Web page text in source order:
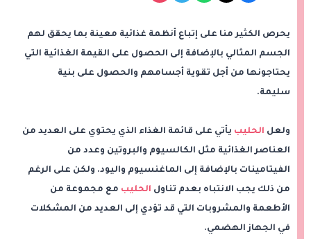
يحرص الكثير منا على إتباع أنظمة غذائية معينة بما يحقق لهم
الجسم المثالي بالإضافة إلى الحصول على القيمة الغذائية التي
يحتاجونها من أجل تقوية أجسامهم والحصول على بنية
سليمة.
ولعل الحليب يأتي على قائمة الغذاء الذي يحتوي على العديد من
العناصر الغذائية مثل الكالسيوم والبروتين وعدد من
الفيتامينات بالإضافة إلى الماغنسيوم واليود. ولكن على الرغم
من ذلك يجب الانتباه بعدم تناول الحليب مع مجموعة من
الأطعمة والمشروبات التي قد تؤدي إلى العديد من المشكلات
في الجهاز الهضمي.